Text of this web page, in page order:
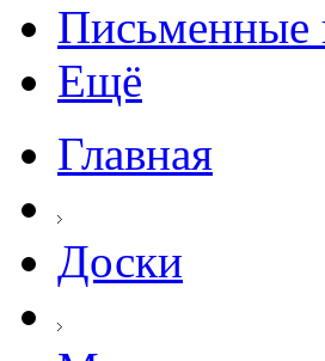
Письменные
Ещё
Главная
Доски